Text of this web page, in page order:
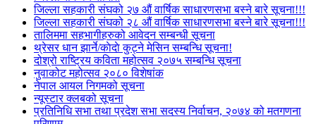
जिल्ला सहकारी संघको २७ औं वार्षिक साधारणसभा बस्ने बारे सूचना!!!
जिल्ला सहकारी संघको २८ औं वार्षिक साधारणसभा बस्ने बारे सूचना!!!
तालिममा सहभागीहरुको आवेदन सम्बन्धी सूचना
थ्रेसर धान झार्ने/काेदाे कुट्ने मेसिन सम्बन्धि सूचना!
दोश्रो राष्ट्रिय कविता महोत्सव २०७५ सम्बन्धि सूचना
नुवाकोट महोत्सव २०८० विशेषांक
नेपाल आयल निगमको सूचना
न्यूस्टार क्लबको सूचना
प्रतिनिधि सभा तथा प्रदेश सभा सदस्य निर्वाचन, २०७४ को मतगणना